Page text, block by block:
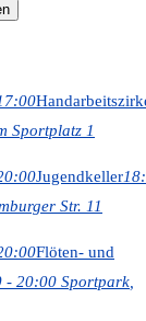
Sportplatz 1
Jugendkeller
Str. 11
Flöten- und
- 20:00 Sportpark